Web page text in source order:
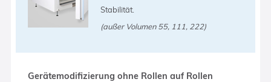
Stabilität.
(außer Volumen 55, 111, 222)
Gerätemodifizierung ohne Rollen auf Rollen